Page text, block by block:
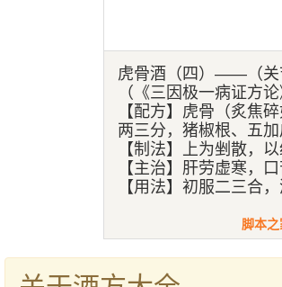
虎骨酒（四）——（关
（《三因极一病证方论
【配方】虎骨（炙焦
两三分，猪椒根、五
【制法】上为剉散，
【主治】肝劳虚寒，
【用法】初服二三合
脚本